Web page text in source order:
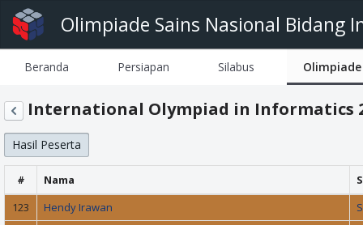
Olimpiade Sains Nasional Bidang
Beranda Persiapan Silabus Olimpiade
International Olympiad in Informatics
Hasil Peserta
# Nama
123
Hendy Irawan